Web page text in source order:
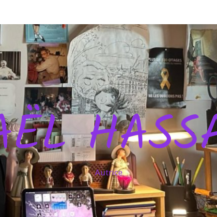
Autrice